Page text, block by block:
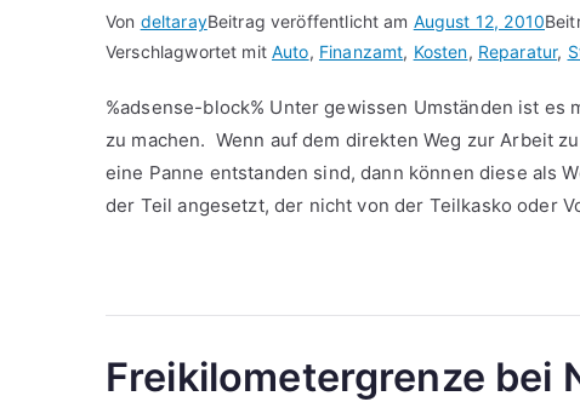
Von deltarayBeitrag veröffentlicht am August 12, 2010
Verschlagwortet mitAuto, Finanzamt, Kosten, Reparatur,
%adsense-block% Unter gewissen Umständen ist
zu machen. Wenn auf dem direkten Weg zur Arbeit
eine Panne entstanden sind, dann können diese als
der Teil angesetzt, der nicht von der Teilkasko oder
Freikilometergrenze bei